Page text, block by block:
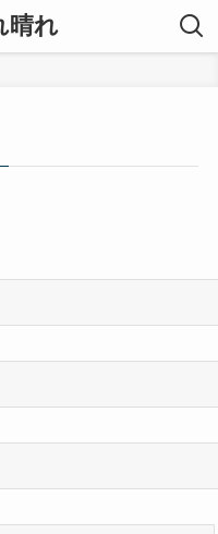
晴れ